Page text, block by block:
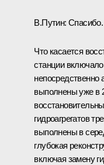
В.Путин: Спасибо.
Что касается
станции
выполнены уже в
гидроагрегатов
выполнены в
глубокая
включая замену